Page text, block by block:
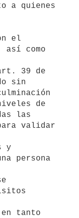
a quienes
el
como
39 de
sin
de
las
validar
y
persona
tanto